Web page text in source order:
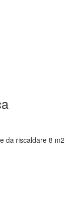
da riscaldare 8 m2